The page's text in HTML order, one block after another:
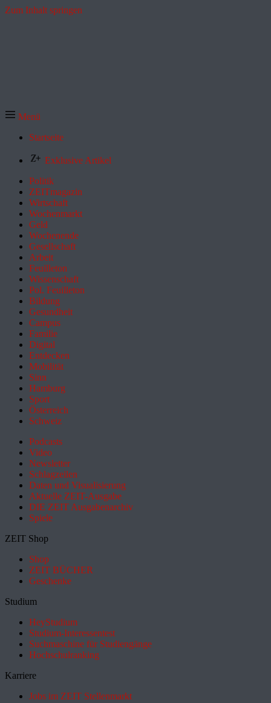
Zum Inhalt springen
Menü
Startseite
Exklusive Artikel
Politik
ZEITmagazin
Wirtschaft
Wochenmarkt
Geld
Wochenende
Gesellschaft
Arbeit
Feuilleton
Wissenschaft
Pol. Feuilleton
Bildung
Gesundheit
Campus
Familie
Digital
Entdecken
Mobilität
Sinn
Hamburg
Sport
Österreich
Schweiz
Podcasts
Video
Newsletter
Schlagzeilen
Daten und Visualisierung
Aktuelle ZEIT-Ausgabe
DIE ZEIT Ausgabenarchiv
Spiele
ZEIT Shop
Shop
ZEIT BÜCHER
Geschenke
Studium
HeyStudium
Studium-Interessentest
Suchmaschine für Studiengänge
Hochschulranking
Karriere
Jobs im ZEIT Stellenmarkt